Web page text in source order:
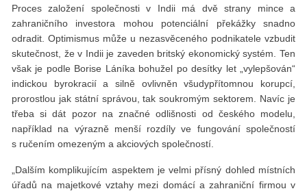
Proces založení společnosti v Indii má dvě strany mince a
zahraničního investora mohou potenciální překážky snadno
odradit. Optimismus může u nezasvěceného podnikatele vzbudit
skutečnost, že v Indii je zaveden britský ekonomický systém. Ten
však je podle Borise Láníka bohužel po desítky let „vylepšován“
indickou byrokracií a silně ovlivněn všudypřítomnou korupcí,
prorostlou jak státní správou, tak soukromým sektorem. Navíc je
třeba si dát pozor na značné odlišnosti od českého modelu,
například na výrazně menší rozdíly ve fungování společností
s ručením omezeným a akciových společností.
„Dalším komplikujícím aspektem je velmi přísný dohled místních
úřadů na majetkové vztahy mezi domácí a zahraniční firmou v